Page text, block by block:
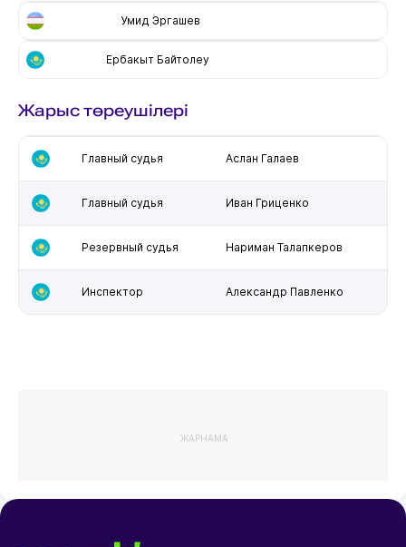
Умид Эргашев
Ербакыт Байтолеу
Жарыс төреушілері
Главный судья Аслан Галаев
Главный судья Иван Гриценко
Резервный судья Нариман Талапкеров
Инспектор Александр Павленко
ЖАРНАМА